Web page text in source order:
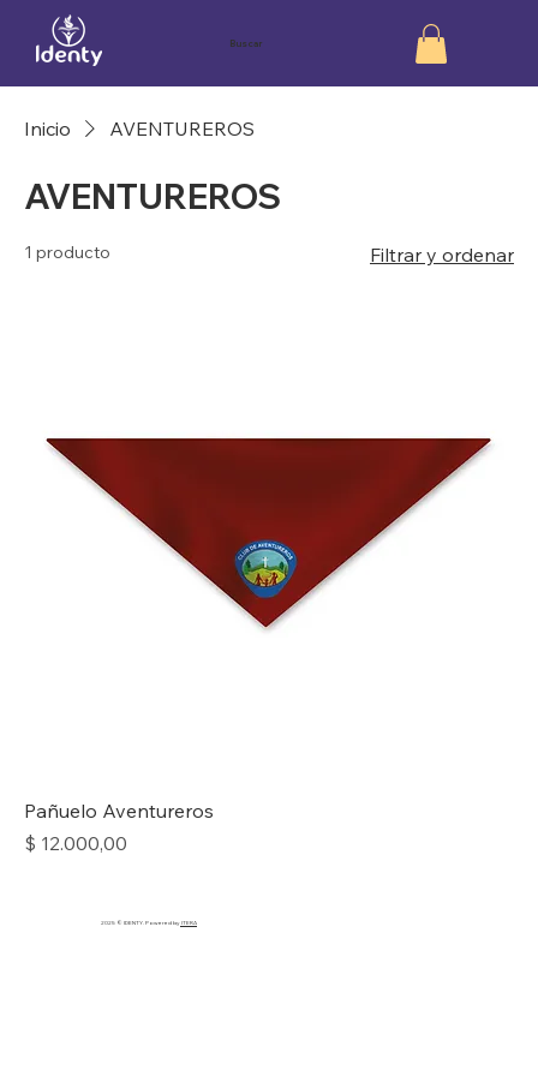
Buscar
Inicio AVENTUREROS
AVENTUREROS
1 producto Filtrar y ordenar
Pañuelo Aventureros
Precio
$ 12.000,00
2025 © IDENTY. Powered byITERA